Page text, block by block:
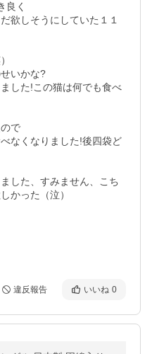
良く
欲しそうにしていた１１
いかな?
した!この猫は何でも食べ
で
なくなりました!後四袋ど
した、すみません、こち
かった（泣）
違反報告 いいね 0